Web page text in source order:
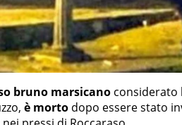
bruno marsicano considerato
è morto dopo essere stato